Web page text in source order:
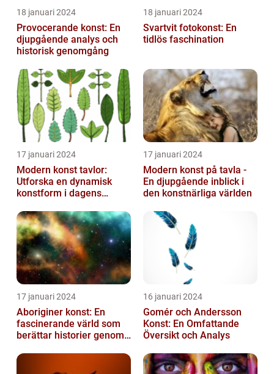
18 januari 2024
Provocerande konst: En
djupgående analys och
historisk genomgång
18 januari 2024
Svartvit fotokonst: En
tidlös faschination
17 januari 2024
Modern konst tavlor:
Utforska en dynamisk
konstform i dagens
17 januari 2024
Modern konst på tavla -
En djupgående inblick i
den konstnärliga världen
17 januari 2024
Aboriginer konst: En
fascinerande värld som
berättar historier genom
16 januari 2024
Gomér och Andersson
Konst: En Omfattande
Översikt och Analys